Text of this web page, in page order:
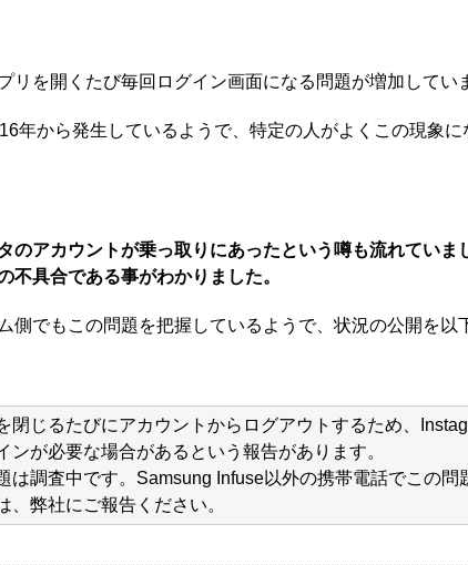
リを開くたび毎回ログイン画面になる問題が増加してい
年から発生しているようで、特定の人がよくこの現象に
のアカウントが乗っ取りにあったという噂も流れていま
不具合である事がわかりました。
側でもこの問題を把握しているようで、状況の公開を以
閉じるたびにアカウントからログアウトするため、
ンが必要な場合があるという報告があります。
は調査中です。Samsung Infuse以外の携帯電話でこの問
、弊社にご報告ください。